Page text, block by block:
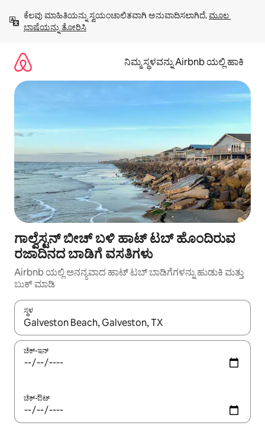
ಹೋಗಿ
ಕೆಲವು ಮಾಹಿತಿಯನ್ನು ಸ್ವಯಂಚಾಲಿತವಾಗಿ ಅನುವಾದಿಸಲಾಗಿದೆ. ಮೂಲ
ಭಾಷೆಯನ್ನು ತೋರಿಸಿ
ನಿಮ್ಮ ಸ್ಥಳವನ್ನು Airbnb ಯಲ್ಲಿ ಹಾಕಿ
ಗಾಲ್ವೆಸ್ಟನ್ ಬೀಚ್ ಬಳಿ ಹಾಟ್ ಟಬ್ ಹೊಂದಿರುವ
ರಜಾದಿನದ ಬಾಡಿಗೆ ವಸತಿಗಳು
Airbnb ಯಲ್ಲಿ ಅನನ್ಯವಾದ ಹಾಟ್ ‌ಟಬ್ ಬಾಡಿಗೆಗಳನ್ನು ಹುಡುಕಿ ಮತ್ತು
ಬುಕ್ ಮಾಡಿ
ಸ್ಥಳ
ಫಲಿತಾಂಶಗಳು ಲಭ್ಯವಿರುವಾಗ, ಅಪ್ ಮತ್ತು ಡೌನ್ ಬಾಣದ ಕೀಲಿಗಳೊಂದಿಗೆ
ಚೆಕ್-ಇನ್
ಚೆಕ್-ಔಟ್